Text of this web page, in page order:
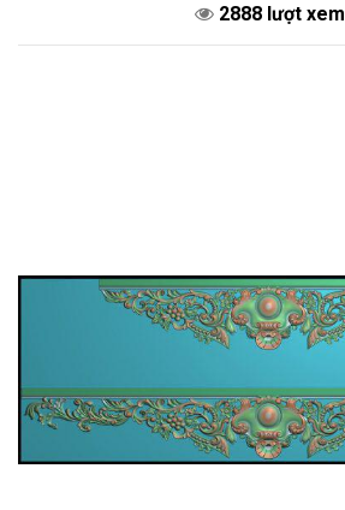
2888 lượt xem